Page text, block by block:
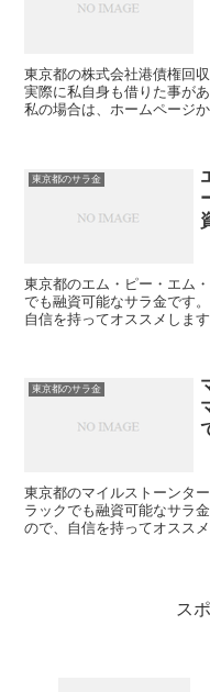
東京都の株式会社港債権回
実際に私自身も借りた事が
私の場合は、ホームページ
東京都のサラ金
東京都のエム・ピー・エム
でも融資可能なサラ金です
自信を持ってオススメしま
東京都のサラ金
東京都のマイルストーンタ
ラックでも融資可能なサラ
ので、自信を持ってオスス
ス